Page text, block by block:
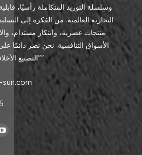
وسلسلة التوريد المتكاملة رأسيًا،
التجارية العالمية. من الفكرة إلى
منتجات عصرية، وابتكار مستدام،
الأسواق التنافسية. نحن نصر دائمًا
"التصنيع الأخلاقي والجودة غير المساومة".